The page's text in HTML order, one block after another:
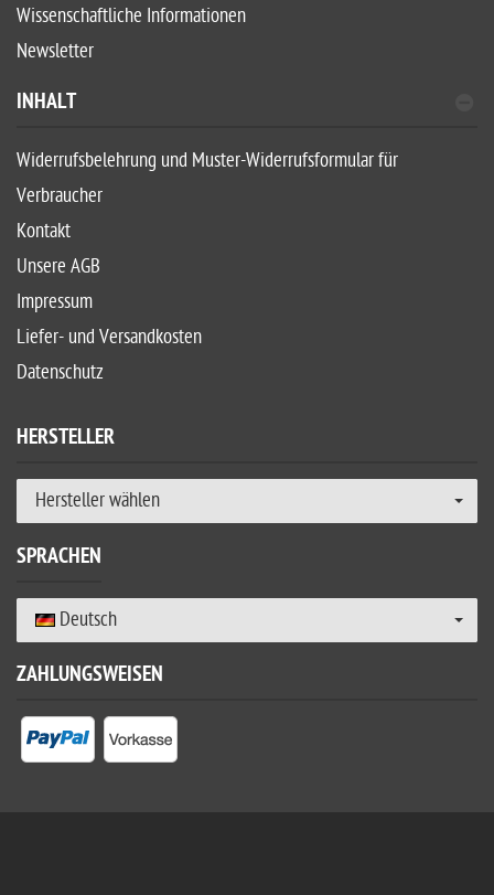
Wissenschaftliche Informationen
Newsletter
INHALT
Widerrufsbelehrung und Muster-Widerrufsformular für
Verbraucher
Kontakt
Unsere AGB
Impressum
Liefer- und Versandkosten
Datenschutz
HERSTELLER
Hersteller wählen
SPRACHEN
Deutsch
ZAHLUNGSWEISEN